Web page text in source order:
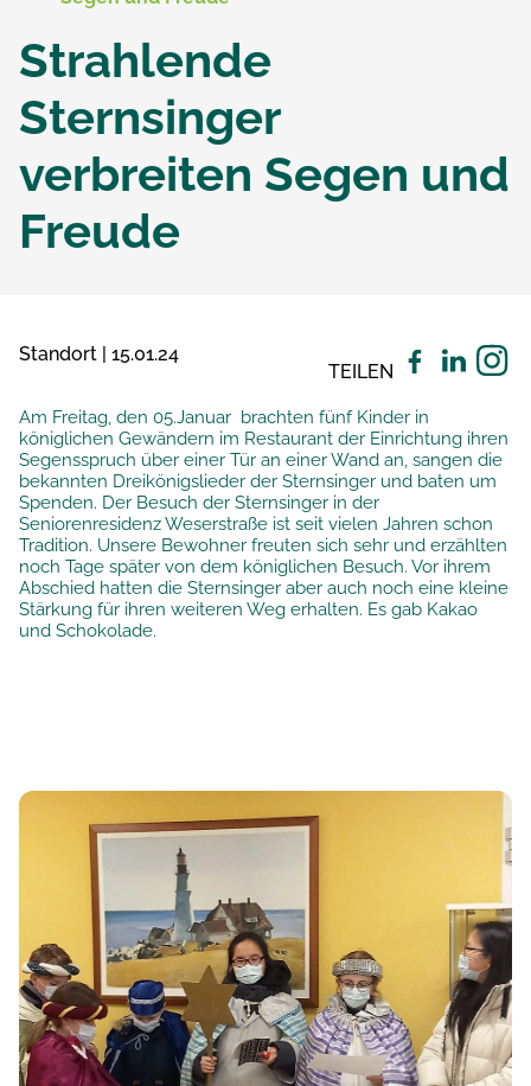
Strahlende
Sternsinger
verbreiten Segen und
Freude
Standort | 15.01.24
TEILEN
Am Freitag, den 05.Januar brachten fünf Kinder in
königlichen Gewändern im Restaurant der Einrichtung ihren
Segensspruch über einer Tür an einer Wand an, sangen die
bekannten Dreikönigslieder der Sternsinger und baten um
Spenden. Der Besuch der Sternsinger in der
Seniorenresidenz Weserstraße ist seit vielen Jahren schon
Tradition. Unsere Bewohner freuten sich sehr und erzählten
noch Tage später von dem königlichen Besuch. Vor ihrem
Abschied hatten die Sternsinger aber auch noch eine kleine
Stärkung für ihren weiteren Weg erhalten. Es gab Kakao
und Schokolade.